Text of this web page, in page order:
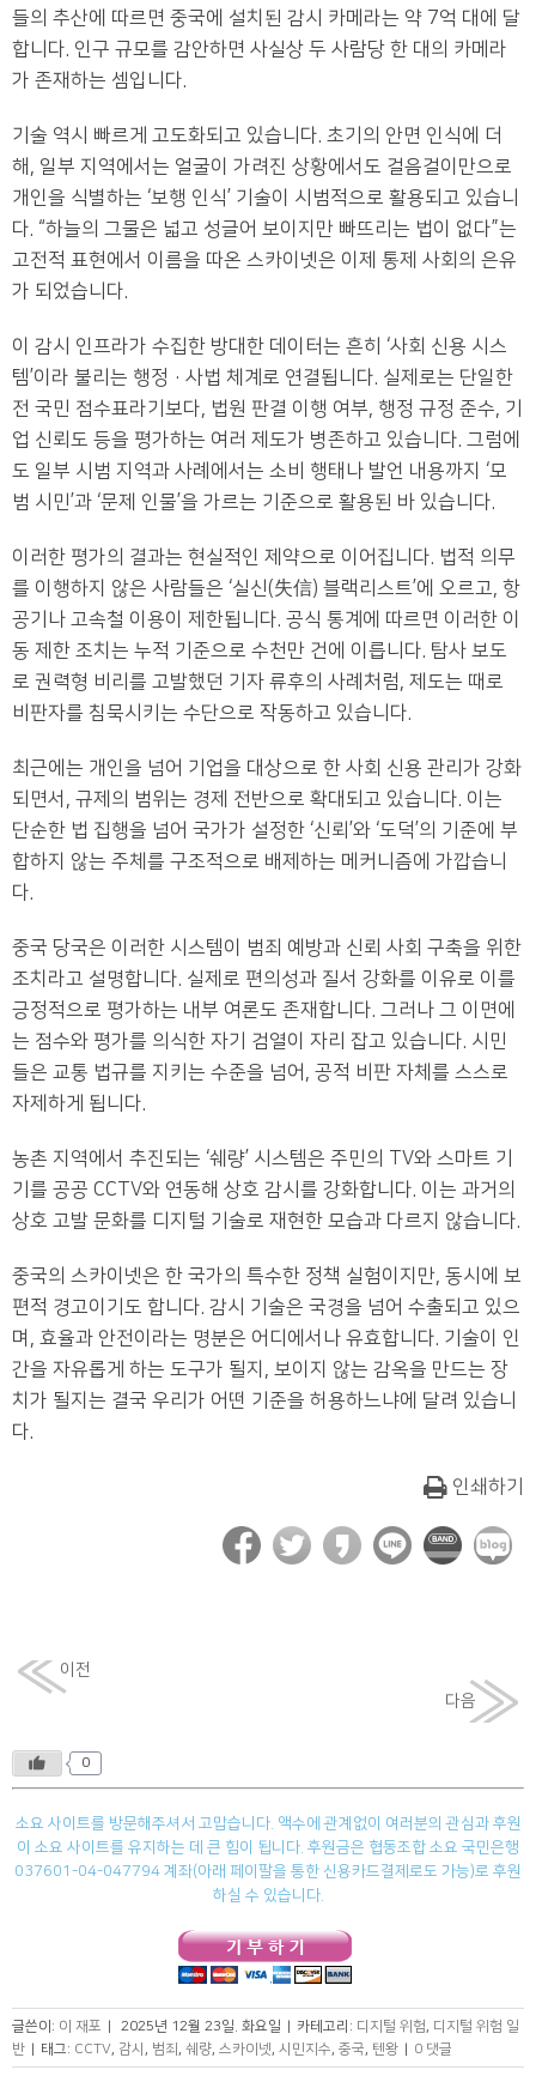
들의 추산에 따르면 중국에 설치된 감시 카메라는 약 7억 대에 달
합니다. 인구 규모를 감안하면 사실상 두 사람당 한 대의 카메라
가 존재하는 셈입니다.
기술 역시 빠르게 고도화되고 있습니다. 초기의 안면 인식에 더
해, 일부 지역에서는 얼굴이 가려진 상황에서도 걸음걸이만으로
개인을 식별하는 ‘보행 인식’ 기술이 시범적으로 활용되고 있습니
다. “하늘의 그물은 넓고 성글어 보이지만 빠뜨리는 법이 없다”는
고전적 표현에서 이름을 따온 스카이넷은 이제 통제 사회의 은유
가 되었습니다.
이 감시 인프라가 수집한 방대한 데이터는 흔히 ‘사회 신용 시스
템’이라 불리는 행정·사법 체계로 연결됩니다. 실제로는 단일한
전 국민 점수표라기보다, 법원 판결 이행 여부, 행정 규정 준수, 기
업 신뢰도 등을 평가하는 여러 제도가 병존하고 있습니다. 그럼에
도 일부 시범 지역과 사례에서는 소비 행태나 발언 내용까지 ‘모
범 시민’과 ‘문제 인물’을 가르는 기준으로 활용된 바 있습니다.
이러한 평가의 결과는 현실적인 제약으로 이어집니다. 법적 의무
를 이행하지 않은 사람들은 ‘실신(失信) 블랙리스트’에 오르고, 항
공기나 고속철 이용이 제한됩니다. 공식 통계에 따르면 이러한 이
동 제한 조치는 누적 기준으로 수천만 건에 이릅니다. 탐사 보도
로 권력형 비리를 고발했던 기자 류후의 사례처럼, 제도는 때로
비판자를 침묵시키는 수단으로 작동하고 있습니다.
최근에는 개인을 넘어 기업을 대상으로 한 사회 신용 관리가 강화
되면서, 규제의 범위는 경제 전반으로 확대되고 있습니다. 이는
단순한 법 집행을 넘어 국가가 설정한 ‘신뢰’와 ‘도덕’의 기준에 부
합하지 않는 주체를 구조적으로 배제하는 메커니즘에 가깝습니
다.
중국 당국은 이러한 시스템이 범죄 예방과 신뢰 사회 구축을 위한
조치라고 설명합니다. 실제로 편의성과 질서 강화를 이유로 이를
긍정적으로 평가하는 내부 여론도 존재합니다. 그러나 그 이면에
는 점수와 평가를 의식한 자기 검열이 자리 잡고 있습니다. 시민
들은 교통 법규를 지키는 수준을 넘어, 공적 비판 자체를 스스로
자제하게 됩니다.
농촌 지역에서 추진되는 ‘쉐량’ 시스템은 주민의 TV와 스마트 기
기를 공공 CCTV와 연동해 상호 감시를 강화합니다. 이는 과거의
상호 고발 문화를 디지털 기술로 재현한 모습과 다르지 않습니다.
중국의 스카이넷은 한 국가의 특수한 정책 실험이지만, 동시에 보
편적 경고이기도 합니다. 감시 기술은 국경을 넘어 수출되고 있으
며, 효율과 안전이라는 명분은 어디에서나 유효합니다. 기술이 인
간을 자유롭게 하는 도구가 될지, 보이지 않는 감옥을 만드는 장
치가 될지는 결국 우리가 어떤 기준을 허용하느냐에 달려 있습니
다.
인쇄하기
이전
다음
0
소요 사이트를 방문해주셔서 고맙습니다. 액수에 관계없이 여러분의 관심과 후원
이 소요 사이트를 유지하는 데 큰 힘이 됩니다. 후원금은 협동조합 소요 국민은행
037601-04-047794 계좌(아래 페이팔을 통한 신용카드결제로도 가능)로 후원
하실 수 있습니다.
글쓴이: 이 재포 | 2025년 12월 23일. 화요일 | 카테고리: 디지털 위험, 디지털 위험 일
반 | 태그: CCTV, 감시 , 범죄 , 쉐량, 스카이넷, 시민지수, 중국, 텐왕 | 0 댓글